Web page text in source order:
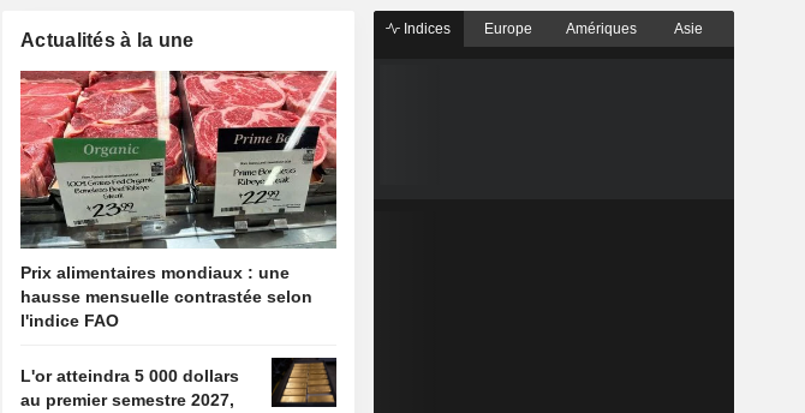
Actualités à la une
Prix alimentaires mondiaux : une
hausse mensuelle contrastée selon
l'indice FAO
L'or atteindra 5 000 dollars
au premier semestre 2027,
Indices Europe Amériques Asie